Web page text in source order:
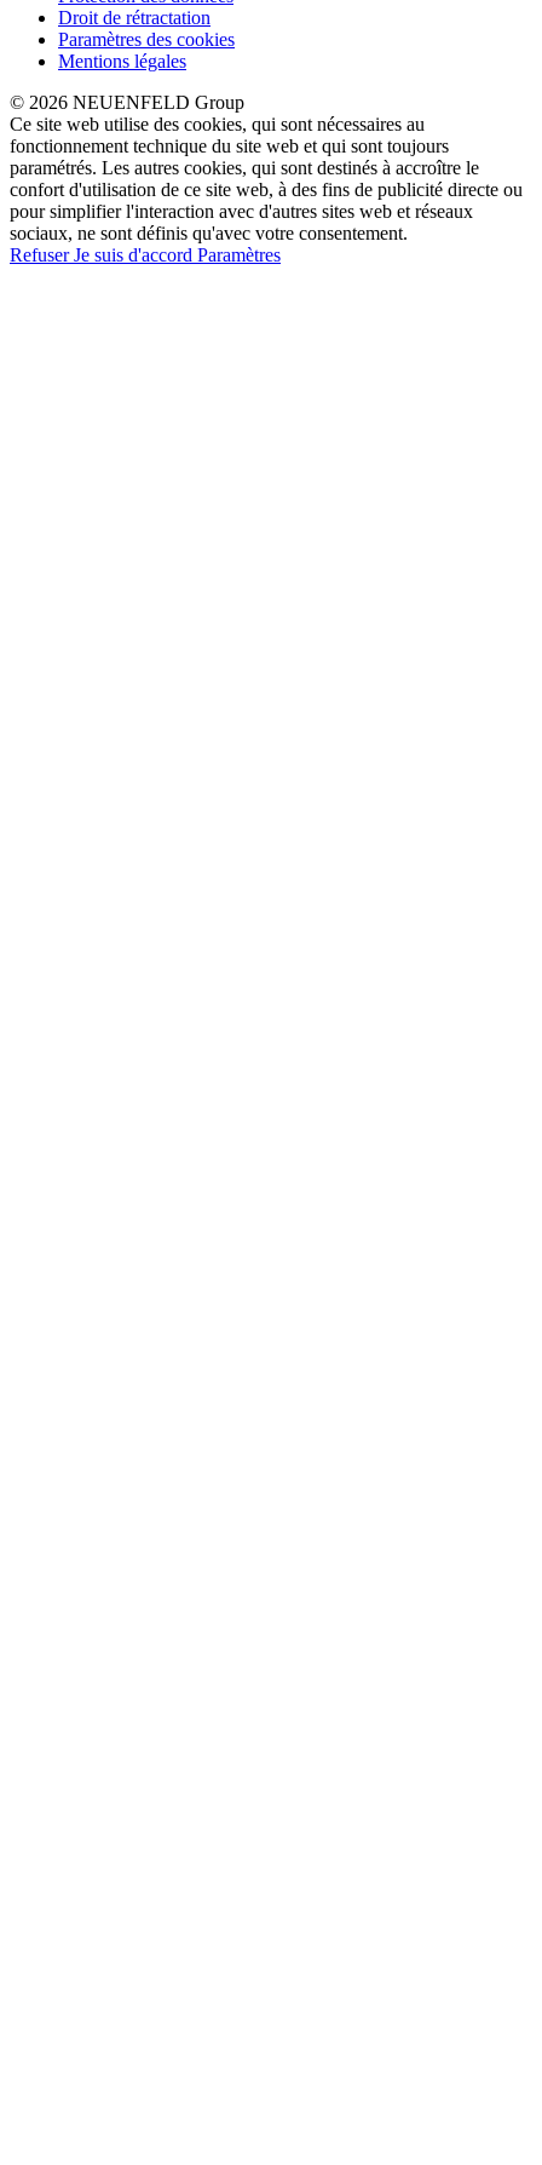
Droit de rétractation
Paramètres des cookies
Mentions légales
© 2026 NEUENFELD Group
Ce site web utilise des cookies, qui sont nécessaires au
fonctionnement technique du site web et qui sont toujours
paramétrés. Les autres cookies, qui sont destinés à accroître le
confort d'utilisation de ce site web, à des fins de publicité directe ou
pour simplifier l'interaction avec d'autres sites web et réseaux
sociaux, ne sont définis qu'avec votre consentement.
RefuserJe suis d'accord Paramètres